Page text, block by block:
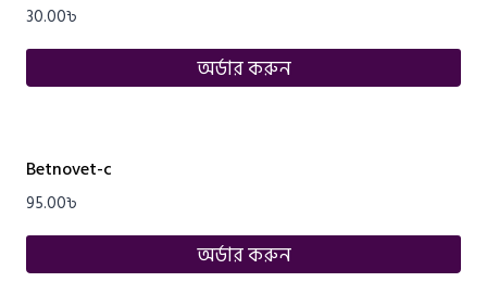
30.00৳
অর্ডার করুন
Betnovet-c
95.00৳
অর্ডার করুন